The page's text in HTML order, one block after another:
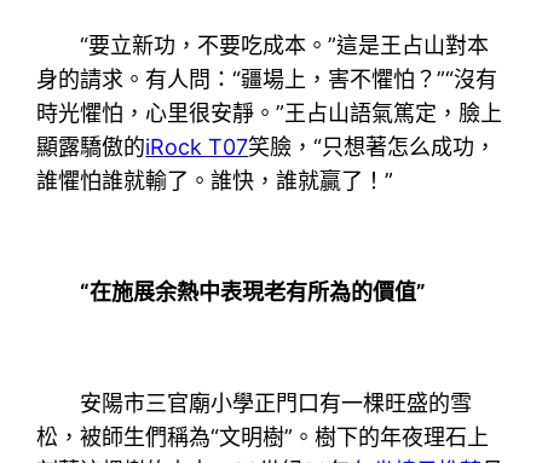
“要立新功，不要吃成本。”這是王占山對本
身的請求。有人問：“疆場上，害不懼怕？”“沒有
時光懼怕，心里很安靜。”王占山語氣篤定，臉上
顯露驕傲的iRock T07笑臉，“只想著怎么成功，
誰懼怕誰就輸了。誰快，誰就贏了！”
“在施展余熱中表現老有所為的價值”
安陽市三官廟小學正門口有一棵旺盛的雪
松，被師生們稱為“文明樹”。樹下的年夜理石上